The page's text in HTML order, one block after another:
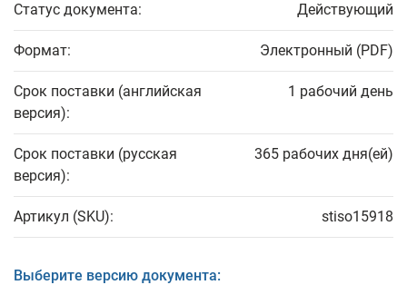
Статус документа: Действующий
Формат: Электронный (PDF)
Срок поставки (английская
версия):
1 рабочий день
Срок поставки (русская
версия):
365 рабочих дня(ей)
Артикул (SKU): stiso15918
Выберите версию документа: